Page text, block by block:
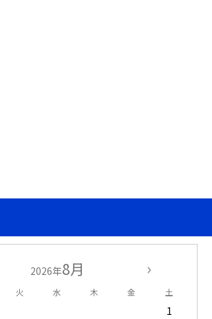
2026年8月
火 水 木 金 土
1